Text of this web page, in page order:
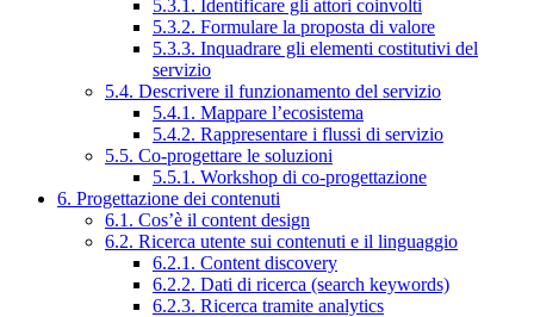
5.3.1. Identificare gli attori coinvolti
5.3.2. Formulare la proposta di valore
5.3.3. Inquadrare gli elementi costitutivi del
servizio
5.4. Descrivere il funzionamento del servizio
5.4.1. Mappare l’ecosistema
5.4.2. Rappresentare i flussi di servizio
5.5. Co-progettare le soluzioni
5.5.1. Workshop di co-progettazione
6. Progettazione dei contenuti
6.1. Cos’è il content design
6.2. Ricerca utente sui contenuti e il linguaggio
6.2.1. Content discovery
6.2.2. Dati di ricerca (search keywords)
6.2.3. Ricerca tramite analytics